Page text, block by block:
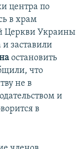
центра по
в храм
Церкви Украины
и заставили
остановить
что
не в
и
в